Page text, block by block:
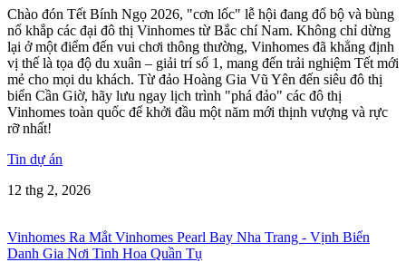
Chào đón Tết Bính Ngọ 2026, "cơn lốc" lễ hội đang đổ bộ và bùng
nổ khắp các đại đô thị Vinhomes từ Bắc chí Nam. Không chỉ dừng
lại ở một điểm đến vui chơi thông thường, Vinhomes đã khẳng định
vị thế là tọa độ du xuân – giải trí số 1, mang đến trải nghiệm Tết mới
mẻ cho mọi du khách. Từ đảo Hoàng Gia Vũ Yên đến siêu đô thị
biển Cần Giờ, hãy lưu ngay lịch trình "phá đảo" các đô thị
Vinhomes toàn quốc để khởi đầu một năm mới thịnh vượng và rực
rỡ nhất!
Tin dự án
12 thg 2, 2026
Vinhomes Ra Mắt Vinhomes Pearl Bay Nha Trang - Vịnh Biển
Danh Gia Nơi Tinh Hoa Quần Tụ